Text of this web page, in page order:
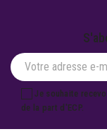
Je souhaite
de la part d'ECP.